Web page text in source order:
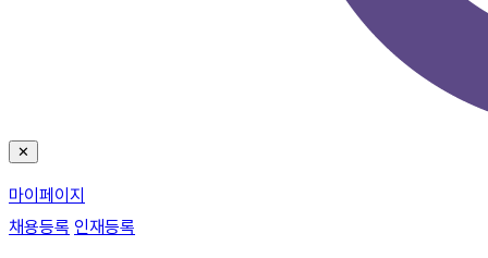
✕
마이페이지
채용등록 인재등록